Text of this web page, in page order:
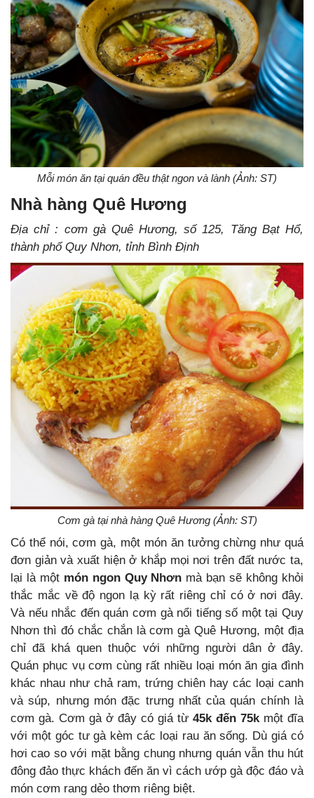
Mỗi món ăn tại quán đều thật ngon và lành (Ảnh: ST)
Nhà hàng Quê Hương
Địa chỉ : cơm gà Quê Hương, số 125, Tăng Bạt Hổ,
thành phố Quy Nhơn, tỉnh Bình Định
Cơm gà tại nhà hàng Quê Hương (Ảnh: ST)
Có thể nói, cơm gà, một món ăn tưởng chừng như quá
đơn giản và xuất hiện ở khắp mọi nơi trên đất nước ta,
lại là một món ngon Quy Nhơn mà bạn sẽ không khỏi
thắc mắc về độ ngon lạ kỳ rất riêng chỉ có ở nơi đây.
Và nếu nhắc đến quán cơm gà nổi tiếng số một tại Quy
Nhơn thì đó chắc chắn là cơm gà Quê Hương, một địa
chỉ đã khá quen thuộc với những người dân ở đây.
Quán phục vụ cơm cùng rất nhiều loại món ăn gia đình
khác nhau như chả ram, trứng chiên hay các loại canh
và súp, nhưng món đặc trưng nhất của quán chính là
cơm gà. Cơm gà ở đây có giá từ 45k đến 75kmột đĩa
với một góc tư gà kèm các loại rau ăn sống. Dù giá có
hơi cao so với mặt bằng chung nhưng quán vẫn thu hút
đông đảo thực khách đến ăn vì cách ướp gà độc đáo và
món cơm rang dẻo thơm riêng biệt.